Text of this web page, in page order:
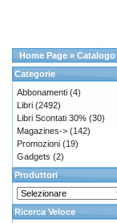
Home Page » Catalogo
Categorie
Abbonamenti (4)
Libri (2492)
Libri Scontati 30% (30)
Magazines-> (142)
Promozioni (19)
Gadgets (2)
Produttori
Ricerca Veloce